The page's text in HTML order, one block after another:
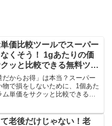
価比較ツールでスーパー
くそう！ 1gあたりの価
ッと比較できる無料ツー
婦必見】
だからお得」は本当？スーパー
物で損をしないために、1個あた
ム単価をサクッと比較できる無
婦必見】
老後だけじゃない！老